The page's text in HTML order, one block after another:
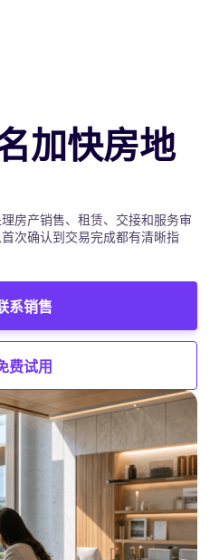
加快房地
房产销售、租赁、交接和服务审
次确认到交易完成都有清晰指
系销售
费试用